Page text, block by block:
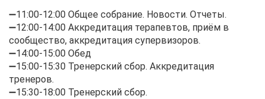
➖11:00-12:00 Общее собрание. Новости. Отчеты.
➖12:00-14:00 Аккредитация терапевтов, приём в
сообщество, аккредитация супервизоров.
➖14:00-15:00 Обед
➖15:00-15:30 Тренерский сбор. Аккредитация
тренеров.
➖15:30-18:00 Тренерский сбор.